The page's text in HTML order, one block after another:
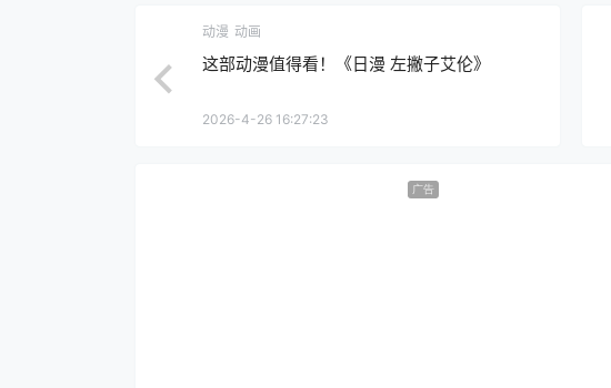
动漫 动画
这部动漫值得看！《日漫 左撇子艾伦》
2026-4-26 16:27:23
广告